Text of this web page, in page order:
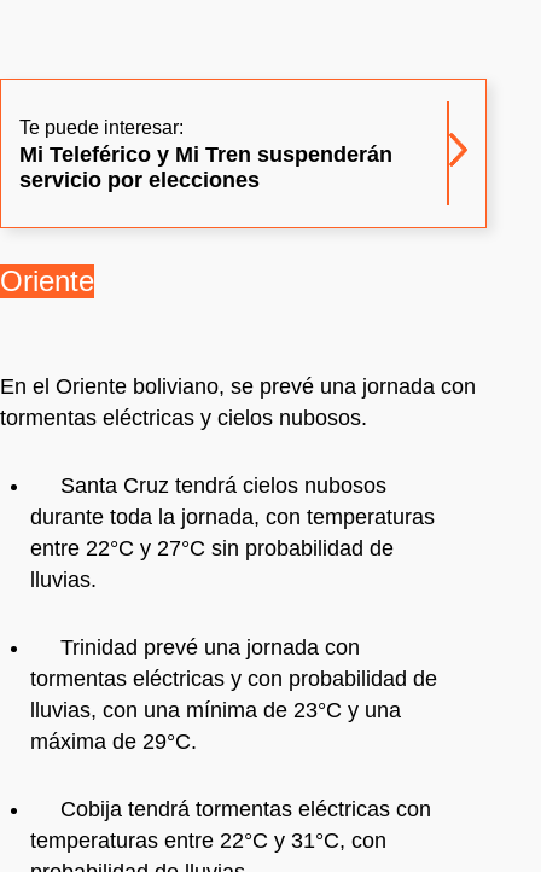
Te puede interesar:
Mi Teleférico y Mi Tren suspenderán
servicio por elecciones
Oriente
En el Oriente boliviano, se prevé una jornada con
tormentas eléctricas y cielos nubosos.
Santa Cruz tendrá cielos nubosos
durante toda la jornada, con temperaturas
entre 22°C y 27°C sin probabilidad de
lluvias.
Trinidad prevé una jornada con
tormentas eléctricas y con probabilidad de
lluvias, con una mínima de 23°C y una
máxima de 29°C.
Cobija tendrá tormentas eléctricas con
temperaturas entre 22°C y 31°C, con